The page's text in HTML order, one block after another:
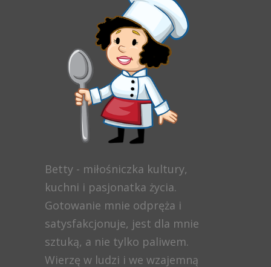
Betty - miłośniczka kultury,
kuchni i pasjonatka życia.
Gotowanie mnie odpręża i
satysfakcjonuje, jest dla mnie
sztuką, a nie tylko paliwem.
Wierzę w ludzi i we wzajemną